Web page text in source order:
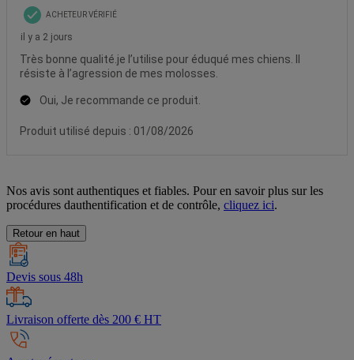
Nos avis sont authentiques et fiables. Pour en savoir plus sur les
procédures dauthentification et de contrôle, cliquez ici.
Retour en haut
Devis sous 48h
Livraison offerte dès 200 € HT